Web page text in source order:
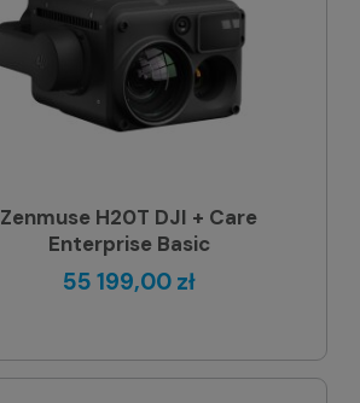
Zenmuse H20T DJI + Care
Enterprise Basic
55 199,00 zł